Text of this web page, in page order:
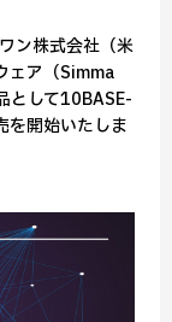
ン株式会社（米
ェア（Simma
として10BASE-
を開始いたしま